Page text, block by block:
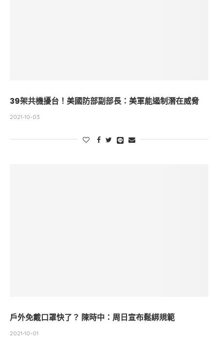
39架共機擾台！美國防部副部長：美軍能遏制潛在威脅
2021-10-03
戶外免戴口罩快了？ 陳時中：周日宣布鬆綁規範
2021-10-01